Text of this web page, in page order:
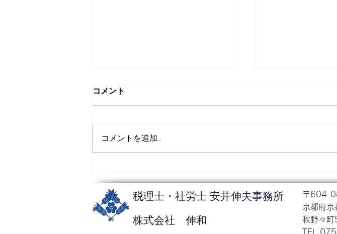
年末年始休業のお知らせ
平素は格別のお引き立てを賜
期間を年末年始休業とさせてい
ただきます。 【年末年始休業期
（水）～２０２２年１月４日
（火） ※お問い合わせにつきま
しては、２０２２年１月５日
（水）以降に順次対応さ...
保存法により必要
今一度確認しまし
先様ページへの登
問先様以外の方が
承認されません。
コメント
コメントを追加…
税理士・社労士 安井伸夫事務所
​株式会社 伸和
〒604-
京都府京
秋野々
TEL